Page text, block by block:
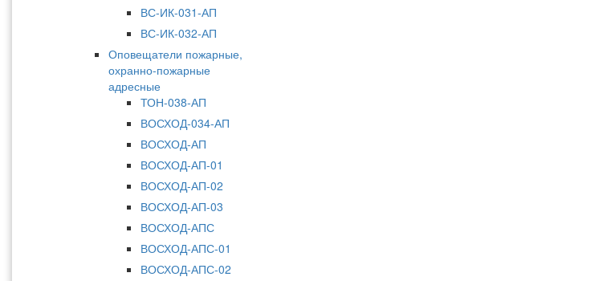
ВС-ИК-031-АП
ВС-ИК-032-АП
Оповещатели пожарные,
охранно-пожарные
адресные
ТОН-038-АП
ВОСХОД-034-АП
ВОСХОД-АП
ВОСХОД-АП-01
ВОСХОД-АП-02
ВОСХОД-АП-03
ВОСХОД-АПС
ВОСХОД-АПС-01
ВОСХОД-АПС-02